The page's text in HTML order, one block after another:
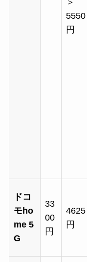
＞
5550
円
ドコ
モho
me 5
G
33
00
円
4625
円